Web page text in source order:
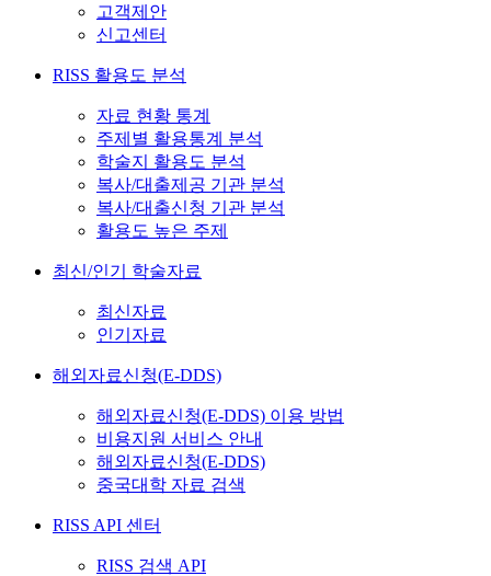
고객제안
신고센터
RISS 활용도 분석
자료 현황 통계
주제별 활용통계 분석
학술지 활용도 분석
복사/대출제공 기관 분석
복사/대출신청 기관 분석
활용도 높은 주제
최신/인기 학술자료
최신자료
인기자료
해외자료신청(E-DDS)
해외자료신청(E-DDS) 이용 방법
비용지원 서비스 안내
해외자료신청(E-DDS)
중국대학 자료 검색
RISS API 센터
RISS 검색 API